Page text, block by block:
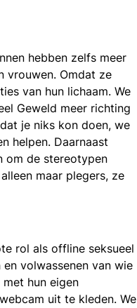
hebben zelfs meer
vrouwen. Omdat ze
van hun lichaam. We
Geweld meer richting
je niks kon doen, we
helpen. Daarnaast
om de stereotypen
maar plegers, ze
rol als offline seksueel
en volwassenen van wie
hun eigen
uit te kleden. We